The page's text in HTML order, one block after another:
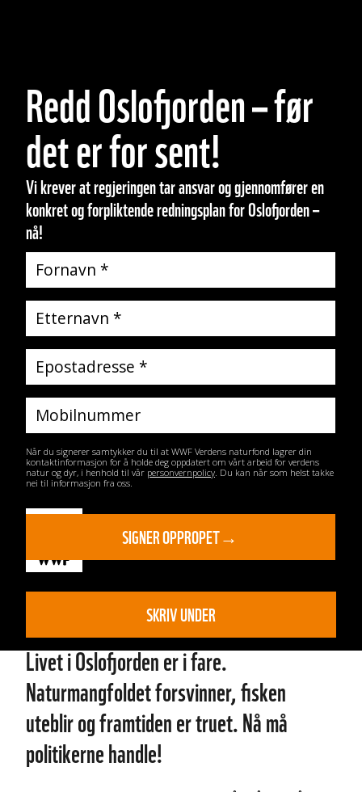
Redd Oslofjorden – før
det er for sent!
Vi krever at regjeringen tar ansvar og gjennomfører en
konkret og forpliktende redningsplan for Oslofjorden –
nå!
Når du signerer samtykker du til at WWF Verdens naturfond lagrer din
kontaktinformasjon for å holde deg oppdatert om vårt arbeid for verdens
natur og dyr, i henhold til vår personvernpolicy. Du kan når som helst takke
nei til informasjon fra oss.
SKRIV UNDER
Livet i Oslofjorden er i fare.
Naturmangfoldet forsvinner, fisken
uteblir og framtiden er truet. Nå må
politikerne handle!